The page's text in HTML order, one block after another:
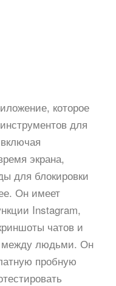
которое
для
экрана,
для блокировки
Он имеет
Instagram,
чатов и
между людьми. Он
пробную